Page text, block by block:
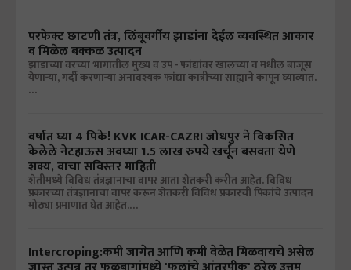
परफेक्ट छाटणी तंत्र, लिंबूवर्गीय झाडांना देईल व्यवस्थित आकार
व मिळेल बक्कळ उत्पादन
झाडाच्या वरच्या भागातील मुख्य व उप - फांद्यांवर खालच्या व मधील बाजूस
येणाऱ्या, गर्दी करणाऱ्या अनावश्यक फांद्या कात्रीच्या साह्याने कापून घ्याव्यात.
…
वर्षात घ्या 4 पिके! KVK ICAR-CAZRI जोधपुर ने विकसित
केलेले नेटहाऊस अवघ्या 1.5 लाख रुपये खर्चून बसवता येणे
शक्य, वाचा सविस्तर माहिती
शेतीमध्ये विविध तंत्रज्ञानाचा वापर आता शेतकरी करीत आहेत. विविध
प्रकारच्या तंत्रज्ञानाचा वापर करून शेतकरी विविध प्रकारची पिकांचे उत्पादन
मोठ्या प्रमाणात घेत आहेत.…
Intercroping:कमी जागेत आणि कमी वेळेत मिळवायचे असेल